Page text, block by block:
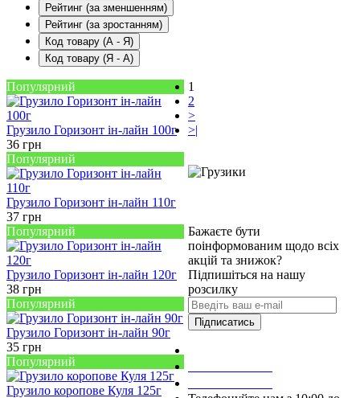
Рейтинг (за зменшенням)
Рейтинг (за зростанням)
Код товару (А - Я)
Код товару (Я - А)
Популярний
Грузило Горизонт ін-лайн 100г
36 грн
Популярний
Грузило Горизонт ін-лайн 110г
37 грн
Популярний
Грузило Горизонт ін-лайн 120г
38 грн
Популярний
Грузило Горизонт ін-лайн 90г
35 грн
Популярний
Грузило коропове Куля 125г
1
2
>
>|
Бажаєте бути
поінформованим щодо всіх
акцій та знижок?
Підпишіться на нашу
розсилку
Підписатись